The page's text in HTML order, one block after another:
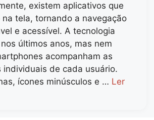
existem aplicativos que
tela, tornando a navegação
e acessível. A tecnologia
últimos anos, mas nem
acompanham as
individuais de cada usuário.
ícones minúsculos e … Ler